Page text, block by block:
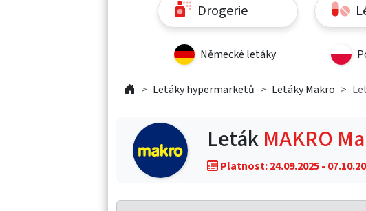
Drogerie
Německé letáky
Letáky hypermarketů Letáky Makro
LetákMAKRO
Platnost: 24.09.2025 -